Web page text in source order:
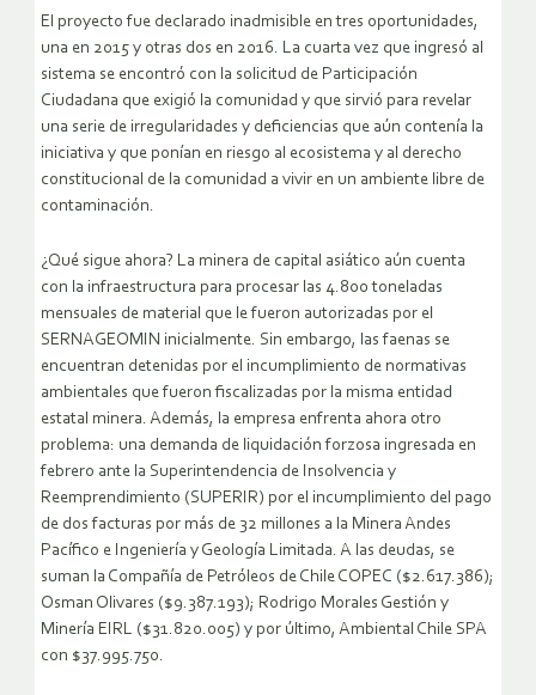
El proyecto fue declarado inadmisible en tres oportunidades,
una en 2015 y otras dos en 2016. La cuarta vez que ingresó al
sistema se encontró con la solicitud de Participación
Ciudadana que exigió la comunidad y que sirvió para revelar
una serie de irregularidades y deficiencias que aún contenía la
iniciativa y que ponían en riesgo al ecosistema y al derecho
constitucional de la comunidad a vivir en un ambiente libre de
contaminación.
¿Qué sigue ahora? La minera de capital asiático aún cuenta
con la infraestructura para procesar las 4.800 toneladas
mensuales de material que le fueron autorizadas por el
SERNAGEOMIN inicialmente. Sin embargo, las faenas se
encuentran detenidas por el incumplimiento de normativas
ambientales que fueron fiscalizadas por la misma entidad
estatal minera. Además, la empresa enfrenta ahora otro
problema: una demanda de liquidación forzosa ingresada en
febrero ante la Superintendencia de Insolvencia y
Reemprendimiento (SUPERIR) por el incumplimiento del pago
de dos facturas por más de 32 millones a la Minera Andes
Pacífico e Ingeniería y Geología Limitada. A las deudas, se
suman la Compañía de Petróleos de Chile COPEC ($2.617.386);
Osman Olivares ($9.387.193); Rodrigo Morales Gestión y
Minería EIRL ($31.820.005) y por último, Ambiental Chile SPA
con $37.995.750.